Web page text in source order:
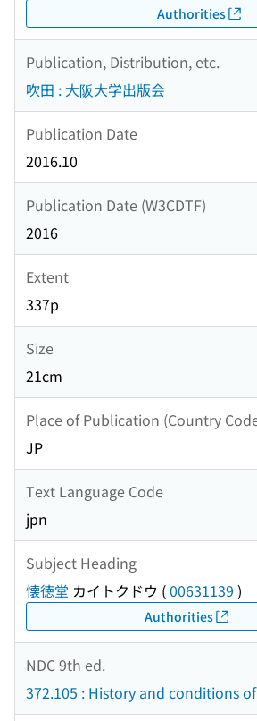
Authorities
Publication, Distribution, etc.
吹田 : 大阪大学出版会
Publication Date
2016.10
Publication Date (W3CDTF)
2016
Extent
337p
Size
21cm
Place of Publication (Country
JP
Text Language Code
jpn
Subject Heading
懐徳堂 カイトクドウ (00631139 )
Authorities
NDC 9th ed.
372.105 : History and conditions